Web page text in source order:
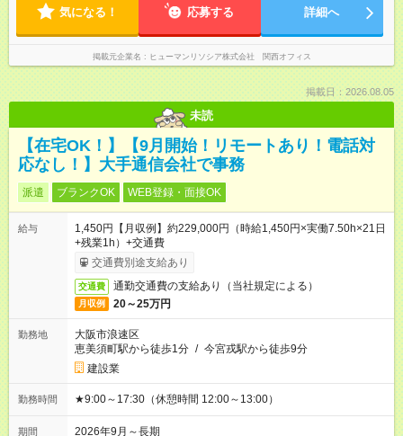
気になる！ 応募する 詳細へ
掲載元企業名 ヒューマンリソシア株式会社 関西オフィス
掲載日：2026.08.05
未読
【在宅OK！】【9月開始！リモートあり！電話対
応なし！】大手通信会社で事務
派遣 ブランクOK WEB登録・面接OK
給与
1,450円【月収例】約229,000円（時給1,450円×実働7.50h×21日
+残業1h）+交通費
交通費別途支給あり
交通費 通勤交通費の支給あり（当社規定による）
月収例 20～25万円
勤務地
大阪市浪速区
恵美須町駅から徒歩1分 / 今宮戎駅から徒歩9分
建設業
勤務時間 ★9:00～17:30（休憩時間 12:00～13:00）
期間 2026年9月～長期